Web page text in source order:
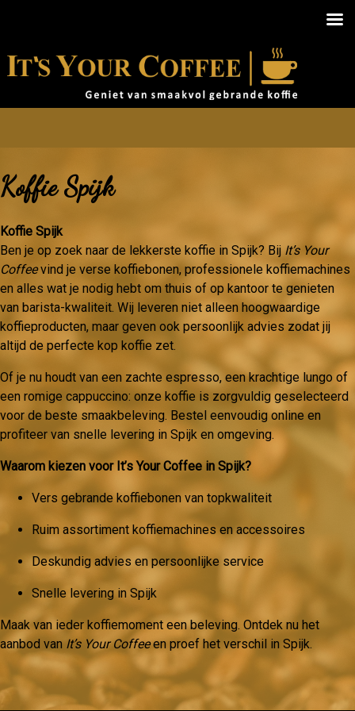
Koffie Spijk
Koffie Spijk
Ben je op zoek naar de lekkerste koffie in Spijk? Bij It’s Your
Coffeevind je verse koffiebonen, professionele koffiemachines
en alles wat je nodig hebt om thuis of op kantoor te genieten
van barista-kwaliteit. Wij leveren niet alleen hoogwaardige
koffieproducten, maar geven ook persoonlijk advies zodat jij
altijd de perfecte kop koffie zet.
Of je nu houdt van een zachte espresso, een krachtige lungo of
een romige cappuccino: onze koffie is zorgvuldig geselecteerd
voor de beste smaakbeleving. Bestel eenvoudig online en
profiteer van snelle levering in Spijk en omgeving.
Waarom kiezen voor It’s Your Coffee in Spijk?
Vers gebrande koffiebonen van topkwaliteit
Ruim assortiment koffiemachines en accessoires
Deskundig advies en persoonlijke service
Snelle levering in Spijk
Maak van ieder koffiemoment een beleving. Ontdek nu het
aanbod van It’s Your Coffeeen proef het verschil in Spijk.